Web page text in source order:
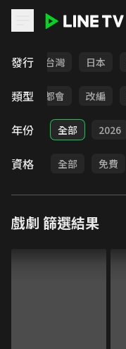
發行
全部 台灣 日本
類型
愛情 都會 改編
年份 全部 2026
資格 全部 免費
戲劇 篩選結果